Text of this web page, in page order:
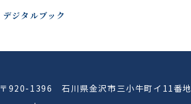
デジタルブック
〒920-1396 石川県金沢市三小牛町イ11番地